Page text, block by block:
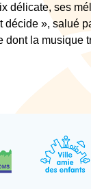
délicate, ses
», salué
la musique